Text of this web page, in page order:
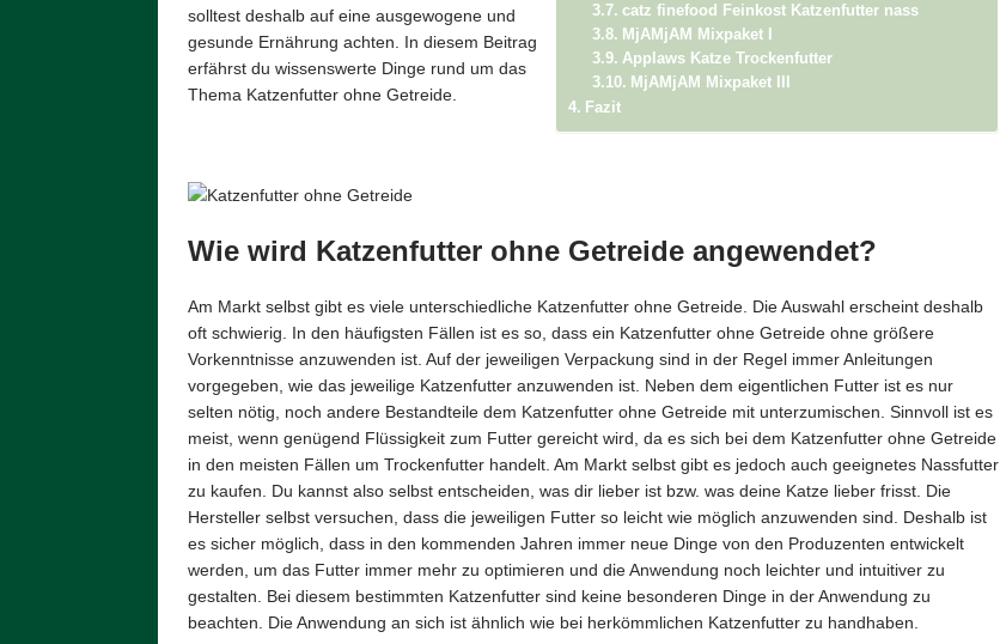
catz finefood Feinkost Katzenfutter nass
MjAMjAM Mixpaket I
Applaws Katze Trockenfutter
MjAMjAM Mixpaket III
Fazit
solltest deshalb auf eine ausgewogene und
gesunde Ernährung achten. In diesem Beitrag
erfährst du wissenswerte Dinge rund um das
Thema Katzenfutter ohne Getreide.
Wie wird Katzenfutter ohne Getreide angewendet?
Am Markt selbst gibt es viele unterschiedliche Katzenfutter ohne Getreide. Die Auswahl erscheint deshalb
oft schwierig. In den häufigsten Fällen ist es so, dass ein Katzenfutter ohne Getreide ohne größere
Vorkenntnisse anzuwenden ist. Auf der jeweiligen Verpackung sind in der Regel immer Anleitungen
vorgegeben, wie das jeweilige Katzenfutter anzuwenden ist. Neben dem eigentlichen Futter ist es nur
selten nötig, noch andere Bestandteile dem Katzenfutter ohne Getreide mit unterzumischen. Sinnvoll ist es
meist, wenn genügend Flüssigkeit zum Futter gereicht wird, da es sich bei dem Katzenfutter ohne Getreide
in den meisten Fällen um Trockenfutter handelt. Am Markt selbst gibt es jedoch auch geeignetes Nassfutter
zu kaufen. Du kannst also selbst entscheiden, was dir lieber ist bzw. was deine Katze lieber frisst. Die
Hersteller selbst versuchen, dass die jeweiligen Futter so leicht wie möglich anzuwenden sind. Deshalb ist
es sicher möglich, dass in den kommenden Jahren immer neue Dinge von den Produzenten entwickelt
werden, um das Futter immer mehr zu optimieren und die Anwendung noch leichter und intuitiver zu
gestalten. Bei diesem bestimmten Katzenfutter sind keine besonderen Dinge in der Anwendung zu
beachten. Die Anwendung an sich ist ähnlich wie bei herkömmlichen Katzenfutter zu handhaben.